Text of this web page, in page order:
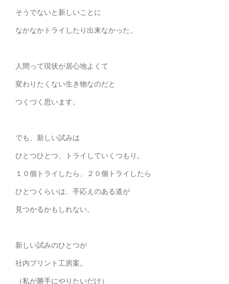
そうでないと新しいことに
なかなかトライしたり出来なかった。
人間って現状が居心地よくて
変わりたくない生き物なのだと
つくづく思います。
でも、新しい試みは
ひとつひとつ、トライしていくつもり。
１０個トライしたら、２０個トライしたら
ひとつくらいは、手応えのある道が
見つかるかもしれない。
新しい試みのひとつが
社内プリント工房案。
（私が勝手にやりたいだけ）